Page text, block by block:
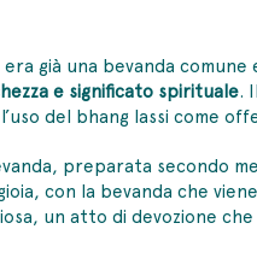
già una bevanda
e significato spirituale.
del bhang lassi come
preparata secondo
con la bevanda che
un atto di devozione